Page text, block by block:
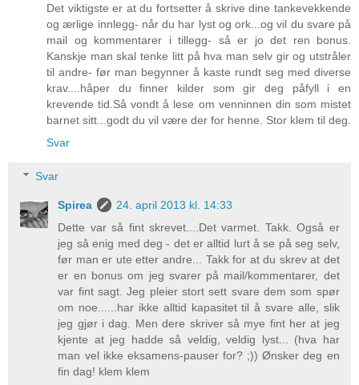
Det viktigste er at du fortsetter å skrive dine tankevekkende
og ærlige innlegg- når du har lyst og ork...og vil du svare på
mail og kommentarer i tillegg- så er jo det ren bonus.
Kanskje man skal tenke litt på hva man selv gir og utstråler
til andre- før man begynner å kaste rundt seg med diverse
krav....håper du finner kilder som gir deg påfyll i en
krevende tid.Så vondt å lese om venninnen din som mistet
barnet sitt...godt du vil være der for henne. Stor klem til deg.
Svar
Svar
Spirea
24. april 2013 kl. 14:33
Dette var så fint skrevet....Det varmet. Takk. Også er
jeg så enig med deg - det er alltid lurt å se på seg selv,
før man er ute etter andre... Takk for at du skrev at det
er en bonus om jeg svarer på mail/kommentarer, det
var fint sagt. Jeg pleier stort sett svare dem som spør
om noe......har ikke alltid kapasitet til å svare alle, slik
jeg gjør i dag. Men dere skriver så mye fint her at jeg
kjente at jeg hadde så veldig, veldig lyst... (hva har
man vel ikke eksamens-pauser for? ;)) Ønsker deg en
fin dag! klem klem